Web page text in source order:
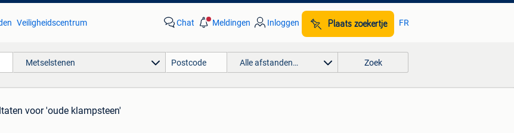
Veiligheidscentrum Chat Meldingen Inloggen Plaats zoekertje FR
Metselstenen Alle afstanden… Zoek
voor 'oude klampsteen'